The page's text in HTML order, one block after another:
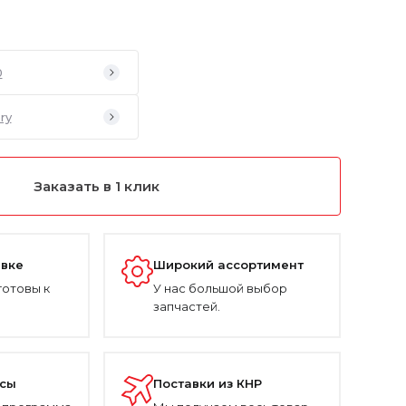
Заказать в 1 клик
к
Широкий ассортимент
У нас большой выбор
запчастей.
Поставки из КНР